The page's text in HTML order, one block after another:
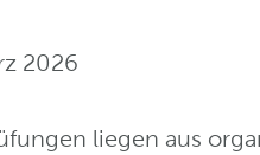
2026
liegen aus